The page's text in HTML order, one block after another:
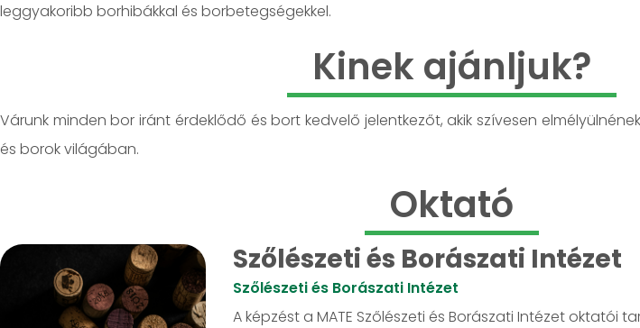
leggyakoribb borhibákkal és borbetegségekkel.
Kinek ajánljuk?
Várunk minden bor iránt érdeklődő és bort kedvelő jelentkezőt, akik szívesen
és borok világában.
Oktató
Szőlészeti és Borászati Intézet
Szőlészeti és Borászati Intézet
A képzést a MATE Szőlészeti és Borászati Intézet oktatói